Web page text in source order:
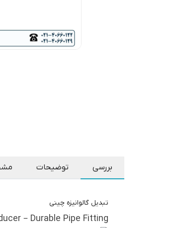
بررسی توضیحات
تبدیل گالوانیزه چینی
– Durable Pipe Fitting